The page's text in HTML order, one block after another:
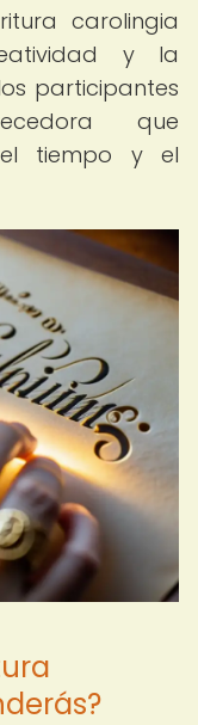
carolingia
y la
participantes
que
tiempo y el